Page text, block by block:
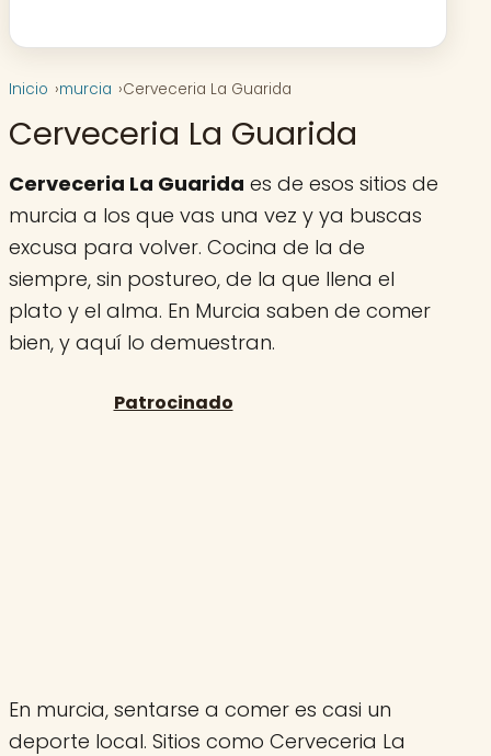
Inicio murcia Cerveceria La Guarida
Cerveceria La Guarida
Cerveceria La Guarida es de esos sitios de
murcia a los que vas una vez y ya buscas
excusa para volver. Cocina de la de
siempre, sin postureo, de la que llena el
plato y el alma. En Murcia saben de comer
bien, y aquí lo demuestran.
En murcia, sentarse a comer es casi un
deporte local. Sitios como Cerveceria La